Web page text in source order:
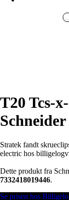
T20 Tcs-
Stratek fandt
electric hos
Dette produkt fra
7332418019446.
Se prisen hos